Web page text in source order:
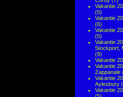
Vakantie
(5)
Vakantie
(6)
Vakantie
(5)
Vakantie
Stockport,
(9)
Vakantie
Vakantie
Zappanale
Vakantie
Aylesbury
Vakantie